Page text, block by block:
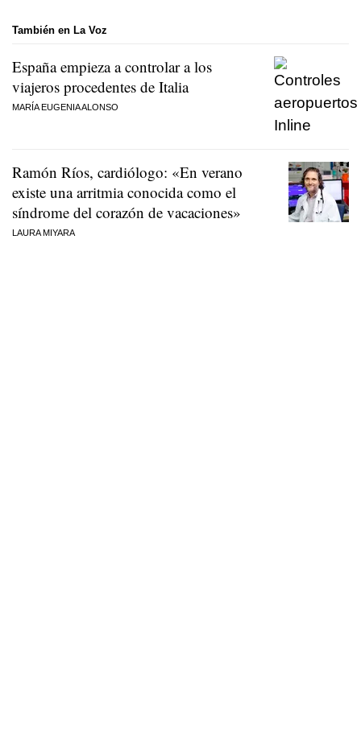
También en La Voz
España empieza a controlar a los
viajeros procedentes de Italia
MARÍA EUGENIA ALONSO
Ramón Ríos, cardiólogo: «En verano
existe una arritmia conocida como el
síndrome del corazón de vacaciones»
LAURA MIYARA